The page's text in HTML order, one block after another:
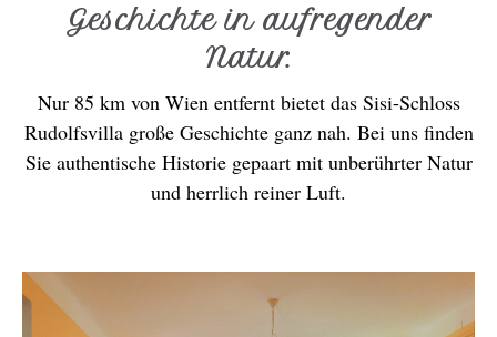
Geschichte in aufregender
Natur.
Nur 85 km von Wien entfernt bietet das Sisi-Schloss
Rudolfsvilla große Geschichte ganz nah. Bei uns finden
Sie authentische Historie gepaart mit unberührter Natur
und herrlich reiner Luft.